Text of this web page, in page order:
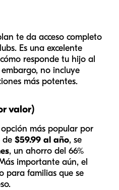
te da acceso completo
Es una excelente
responde tu hijo al
no incluye
más potentes.
valor)
más popular por
de $59.99 al año, se
, un ahorro del 66%
importante aún, el
para familias que se